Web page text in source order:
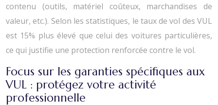
contenu (outils, matériel coûteux, marchandises de
valeur, etc.). Selon les statistiques, le taux de vol des VUL
est 15% plus élevé que celui des voitures particulières,
ce qui justifie une protection renforcée contre le vol.
Focus sur les garanties spécifiques aux
VUL : protégez votre activité
professionnelle